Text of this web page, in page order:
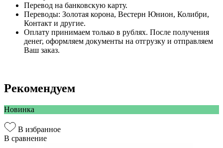
Перевод на банковскую карту.
Переводы: Золотая корона, Вестерн Юнион, Колибри,
Контакт и другие.
Оплату принимаем только в рублях. После получения
денег, оформляем документы на отгрузку и отправляем
Ваш заказ.
Рекомендуем
Новинка
В избранное
В сравнение